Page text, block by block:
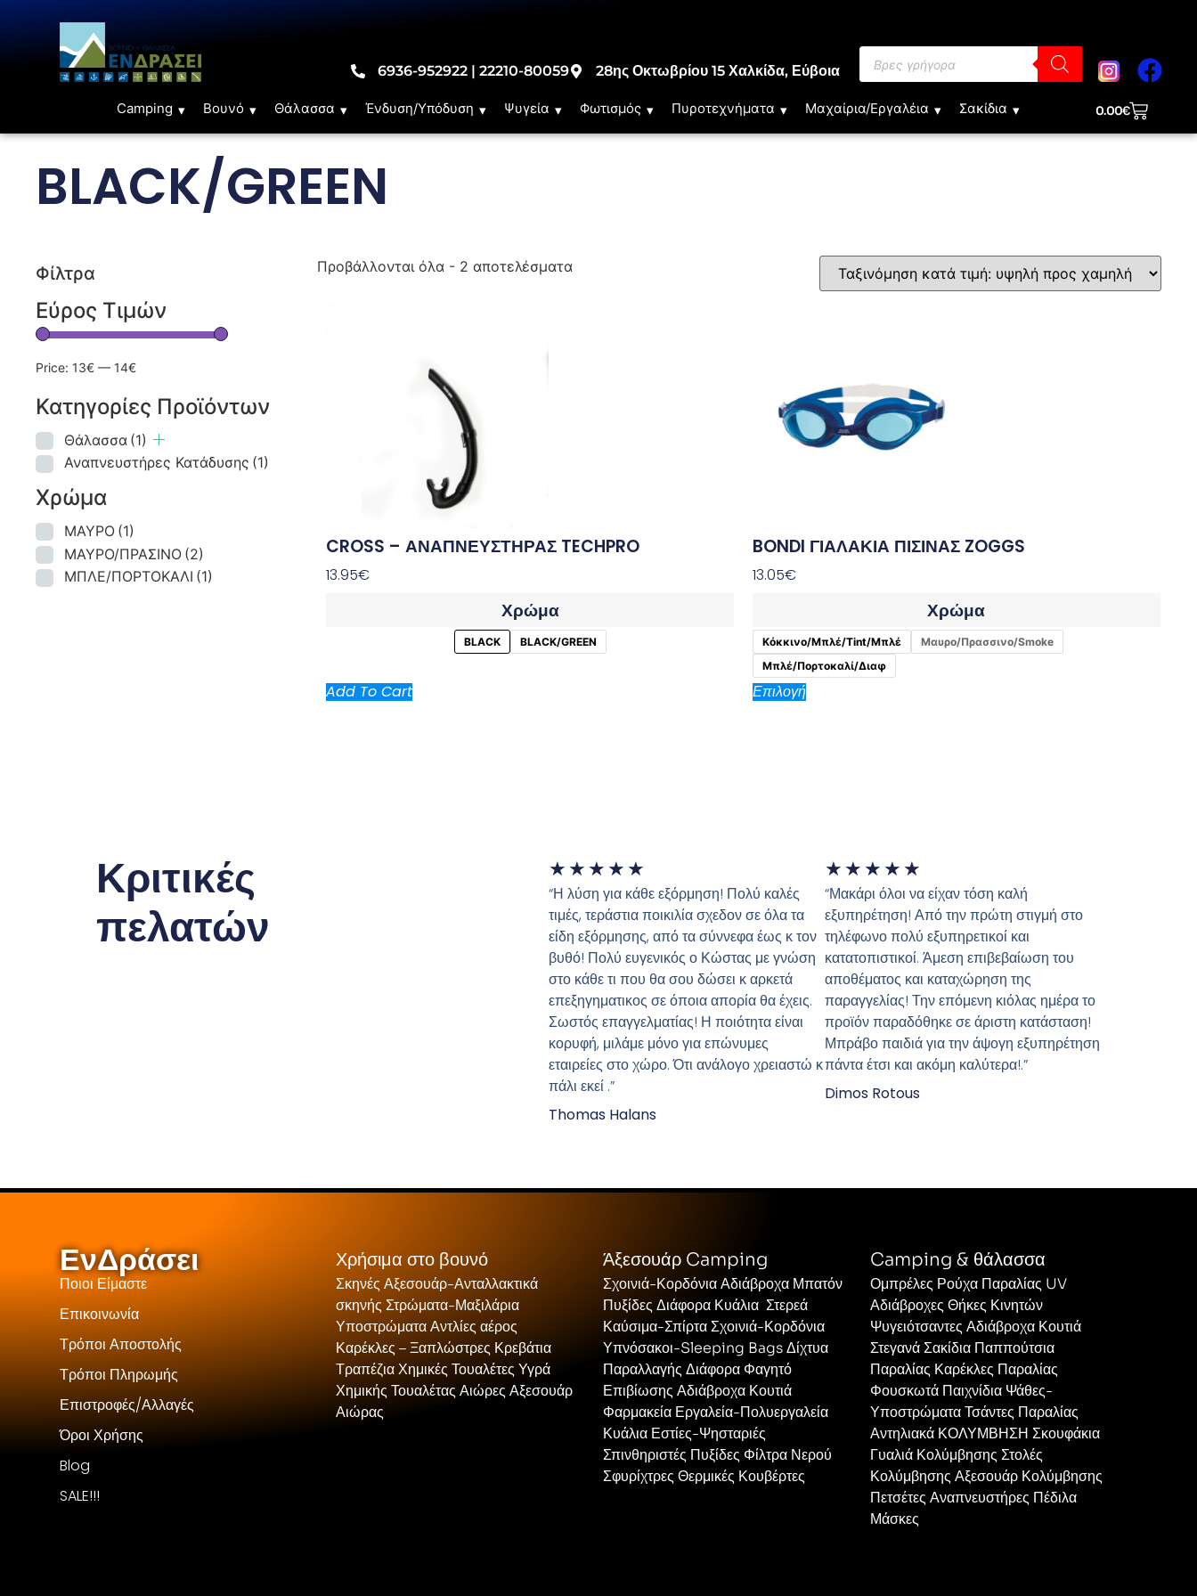
6936-952922 | 22210-80059 28ης Οκτωβρίου 15 Χαλκίδα, Εύβοια
Camping Βουνό Θάλασσα Ένδυση/Υπόδυση Ψυγεία Φωτισμός Πυροτεχνήματα Μαχαίρια/Εργαλέια Σακίδια 0.00€
BLACK/GREEN
Φίλτρα
Εύρος Τιμών
Price: 13€ — 14€
Κατηγορίες Προϊόντων
Θάλασσα (1)
Αναπνευστήρες Κατάδυσης (1)
Χρώμα
ΜΑΥΡΟ (1)
ΜΑΥΡΟ/ΠΡΑΣΙΝΟ (2)
ΜΠΛΕ/ΠΟΡΤΟΚΑΛΙ (1)
Προβάλλονται όλα - 2 αποτελέσματα
CROSS – ΑΝΑΠΝΕΥΣΤΗΡΑΣ TECHPRO
13.95€
Χρώμα
BLACK BLACK/GREEN
Add To Cart
BONDI ΓΙΑΛΑΚΙΑ ΠΙΣΙΝΑΣ ZOGGS
13.05€
Χρώμα
Κόκκινο/Μπλέ/Tint/Μπλέ
Μαυρο/Πρασσινο/Smoke
Μπλέ/Πορτοκαλί/Διαφ
Επιλογή
Κριτικές
πελατών
★ ★ ★ ★ ★
“Η λύση για κάθε εξόρμηση! Πολύ καλές
τιμές, τεράστια ποικιλία σχεδον σε όλα τα
είδη εξόρμησης, από τα σύννεφα έως κ τον
βυθό! Πολύ ευγενικός ο Κώστας με γνώση
στο κάθε τι που θα σου δώσει κ αρκετά
επεξηγηματικος σε όποια απορία θα έχεις.
Σωστός επαγγελματίας! Η ποιότητα είναι
κορυφή, μιλάμε μόνο για επώνυμες
εταιρείες στο χώρο. Ότι ανάλογο χρειαστώ κ
πάλι εκεί .”
Thomas Halans
★ ★ ★ ★ ★
“Μακάρι όλοι να είχαν τόση καλή
εξυπηρέτηση! Από την πρώτη στιγμή στο
τηλέφωνο πολύ εξυπηρετικοί και
κατατοπιστικοί. Άμεση επιβεβαίωση του
αποθέματος και καταχώρηση της
παραγγελίας! Την επόμενη κιόλας ημέρα το
προϊόν παραδόθηκε σε άριστη κατάσταση!
Μπράβο παιδιά για την άψογη εξυπηρέτηση
πάντα έτσι και ακόμη καλύτερα!.”
Dimos Rotous
ΕνΔράσει
Ποιοι Είμαστε
Επικοινωνία
Τρόποι Αποστολής
Τρόποι Πληρωμής
Επιστροφές/Αλλαγές
Όροι Χρήσης
Blog
SALE!!!
Χρήσιμα στο βουνό
Σκηνές Αξεσουάρ-Ανταλλακτικά
σκηνής Στρώματα-Μαξιλάρια
Υποστρώματα Αντλίες αέρος
Καρέκλες – Ξαπλώστρες Κρεβάτια
Τραπέζια Χημικές Τουαλέτες Υγρά
Χημικής Τουαλέτας Αιώρες Αξεσουάρ
Αιώρας
Άξεσουάρ Camping
Σχοινιά-Κορδόνια Αδιάβροχα Μπατόν
Πυξίδες Διάφορα Κυάλια Στερεά
Καύσιμα-Σπίρτα Σχοινιά-Κορδόνια
Υπνόσακοι-Sleeping Bags Δίχτυα
Παραλλαγής Διάφορα Φαγητό
Επιβίωσης Αδιάβροχα Κουτιά
Φαρμακεία Εργαλεία-Πολυεργαλεία
Κυάλια Εστίες-Ψησταριές
Σπινθηριστές Πυξίδες Φίλτρα Νερού
Σφυρίχτρες Θερμικές Κουβέρτες
Camping & θάλασσα
Ομπρέλες Ρούχα Παραλίας UV
Αδιάβροχες Θήκες Κινητών
Ψυγειότσαντες Αδιάβροχα Κουτιά
Στεγανά Σακίδια Παππούτσια
Παραλίας Καρέκλες Παραλίας
Φουσκωτά Παιχνίδια Ψάθες-
Υποστρώματα Τσάντες Παραλίας
Αντηλιακά ΚΟΛΥΜΒΗΣΗ Σκουφάκια
Γυαλιά Κολύμβησης Στολές
Κολύμβησης Αξεσουάρ Κολύμβησης
Πετσέτες Αναπνευστήρες Πέδιλα
Μάσκες